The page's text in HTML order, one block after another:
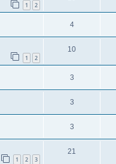
1 2
4
1 2
10
3
3
3
1 2 3
21